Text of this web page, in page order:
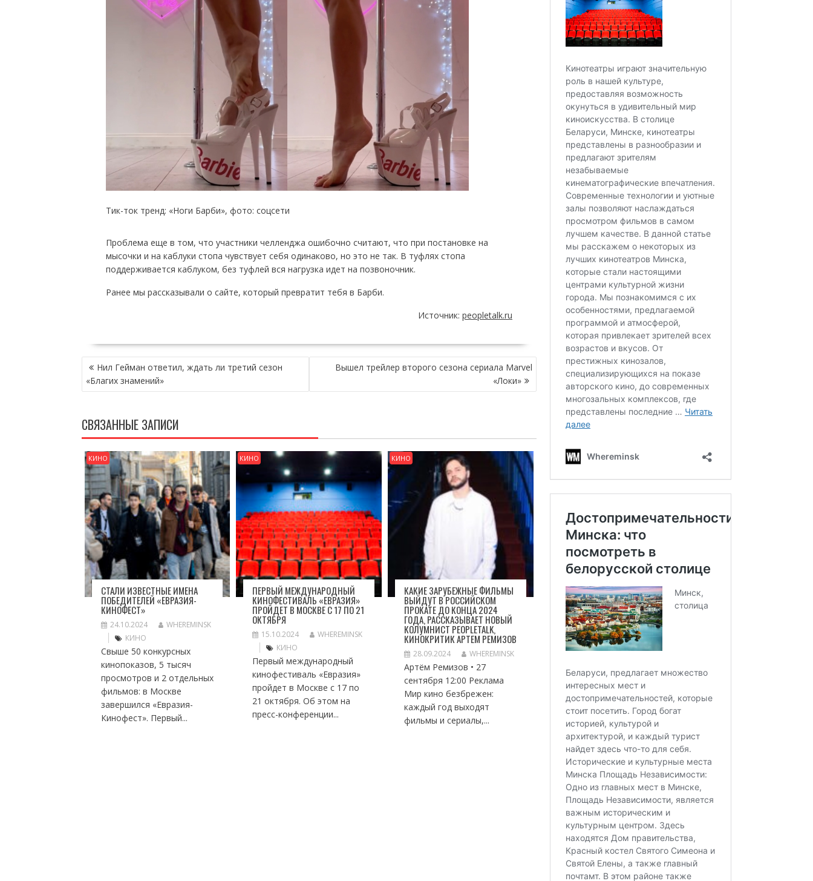
Тик-ток тренд: «Ноги Барби», фото: соцсети
Проблема еще в том, что участники челленджа ошибочно считают, что при постановке на
мысочки и на каблуки стопа чувствует себя одинаково, но это не так. В туфлях стопа
поддерживается каблуком, без туфлей вся нагрузка идет на позвоночник.
Ранее мы рассказывали о сайте, который превратит тебя в Барби.
Источник: peopletalk.ru
НАВИГАЦИЯ
ПО
ЗАПИСЯМ
Нил Гейман ответил, ждать ли третий сезон
«Благих знамений»
Вышел трейлер второго сезона сериала Marvel
«Локи»
СВЯЗАННЫЕ ЗАПИСИ
КИНО
СТАЛИ ИЗВЕСТНЫЕ ИМЕНА
ПОБЕДИТЕЛЕЙ «ЕВРАЗИЯ-
КИНОФЕСТ»
24.10.2024
WHEREMINSK
КИНО
Свыше 50 конкурсных
кинопоказов, 5 тысяч
просмотров и 2 отдельных
фильмов: в Москве
завершился «Евразия-
Кинофест». Первый...
КИНО
ПЕРВЫЙ МЕЖДУНАРОДНЫЙ
КИНОФЕСТИВАЛЬ «ЕВРАЗИЯ»
ПРОЙДЕТ В МОСКВЕ С 17 ПО 21
ОКТЯБРЯ
15.10.2024
WHEREMINSK
КИНО
Первый международный
кинофестиваль «Евразия»
пройдет в Москве с 17 по
21 октября. Об этом на
пресс-конференции...
КИНО
КАКИЕ ЗАРУБЕЖНЫЕ ФИЛЬМЫ
ВЫЙДУТ В РОССИЙСКОМ
ПРОКАТЕ ДО КОНЦА 2024
ГОДА, РАССКАЗЫВАЕТ НОВЫЙ
КОЛУМНИСТ PEOPLETALK,
КИНОКРИТИК АРТЕМ РЕМИЗОВ
28.09.2024 WHEREMINSK
Артём Ремизов • 27
сентября 12:00 Реклама
Мир кино безбрежен:
каждый год выходят
фильмы и сериалы,...